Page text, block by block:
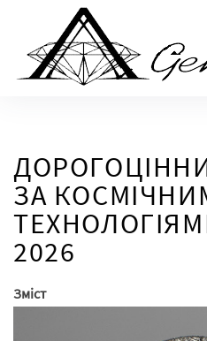
ЗА
2026
Зміст